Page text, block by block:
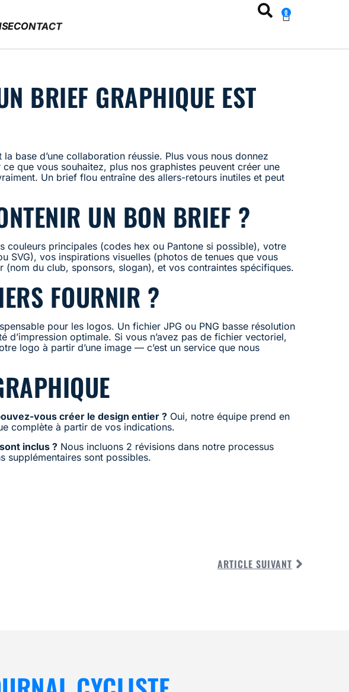
CONTACT
0
BRIEF GRAPHIQUE EST
base d’une collaboration réussie. Plus vous nous donnez
que vous souhaitez, plus nos graphistes peuvent créer une
Un brief flou entraîne des allers-retours inutiles et peut
UN BON BRIEF ?
couleurs principales (codes hex ou Pantone si possible), votre
SVG), vos inspirations visuelles (photos de tenues que vous
(nom du club, sponsors, slogan), et vos contraintes spécifiques.
FOURNIR ?
pour les logos. Un fichier JPG ou PNG basse résolution
d’impression optimale. Si vous n’avez pas de fichier vectoriel,
logo à partir d’une image — c’est un service que nous
vous créer le design entier ? Oui, notre équipe prend en
complète à partir de vos indications.
inclus ? Nous incluons 2 révisions dans notre processus
supplémentaires sont possibles.
ARTICLE SUIVANT